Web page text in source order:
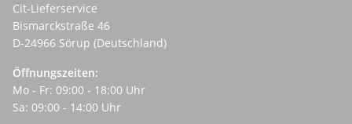
Cit-Lieferservice
Bismarckstraße 46
D-24966 Sörup (Deutschland)
Öffnungszeiten:
Mo - Fr: 09:00 - 18:00 Uhr
Sa: 09:00 - 14:00 Uhr